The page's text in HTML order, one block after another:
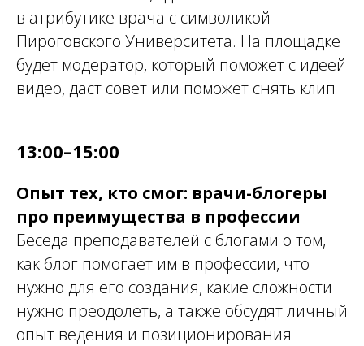
в атрибутике врача с символикой
Пироговского Университета. На площадке
будет модератор, который поможет с идеей
видео, даст совет или поможет снять клип
13:00–15:00
Опыт тех, кто смог: врачи-блогеры
про преимущества в профессии
Беседа преподавателей с блогами о том,
как блог помогает им в профессии, что
нужно для его создания, какие сложности
нужно преодолеть, а также обсудят личный
опыт ведения и позиционирования